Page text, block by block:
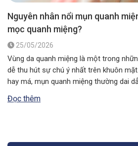
Nguyên nhân nổi mụn quanh
mọc quanh miệng?
25/05/2026
Vùng da quanh miệng là một trong
dễ thu hút sự chú ý nhất trên khuôn
hay má, mụn quanh miệng thường dai
Đọc thêm